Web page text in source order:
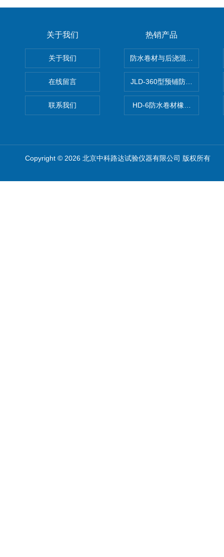
关于我们
关于我们
在线留言
联系我们
热销产品
防水卷材与后浇混凝土剥离强
JLD-360型预铺防水卷材抗冲
HD-6防水卷材橡胶测厚仪
Copyright © 2026 北京中科路达试验仪器有限公司 版权所有